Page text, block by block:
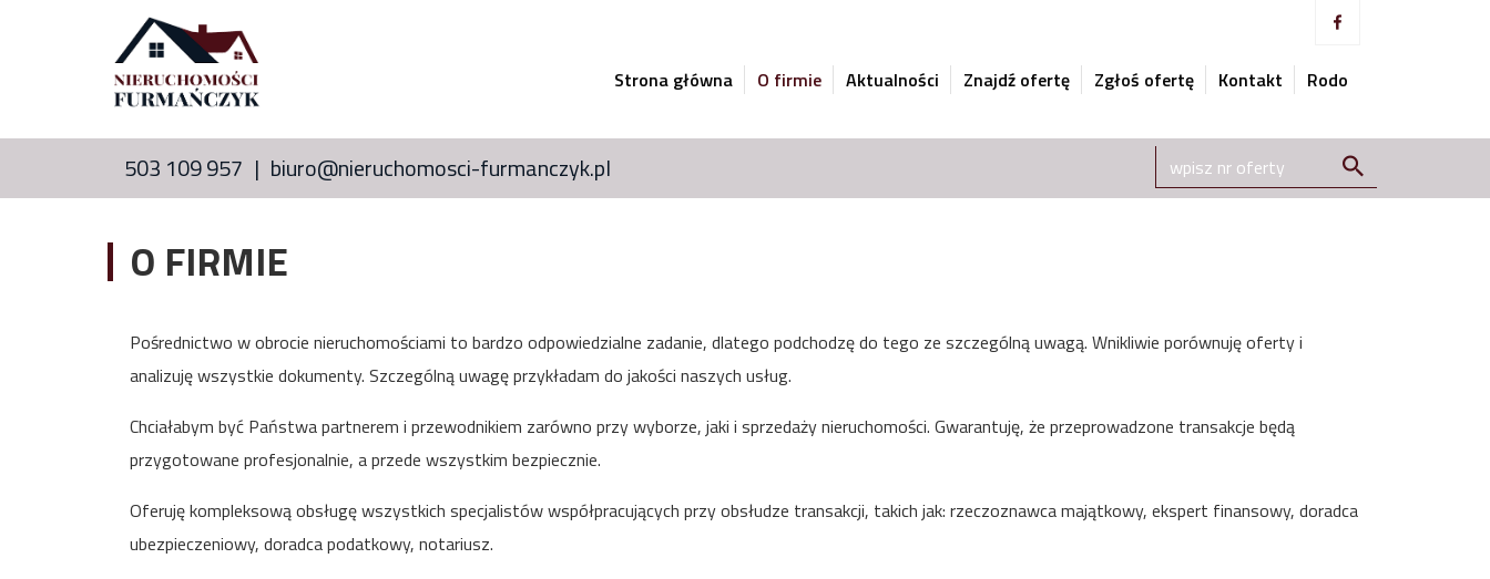
Strona główna O firmie Aktualności Znajdź ofertę Zgłoś ofertę Kontakt Rodo
503 109 957 biuro@nieruchomosci-furmanczyk.pl
O FIRMIE
Pośrednictwo w obrocie nieruchomościami to bardzo odpowiedzialne zadanie, dlatego podchodzę do tego ze szczególną uwagą. Wnikliwie porównuję oferty i
analizuję wszystkie dokumenty. Szczególną uwagę przykładam do jakości naszych usług.
Chciałabym być Państwa partnerem i przewodnikiem zarówno przy wyborze, jaki i sprzedaży nieruchomości. Gwarantuję, że przeprowadzone transakcje będą
przygotowane profesjonalnie, a przede wszystkim bezpiecznie.
Oferuję kompleksową obsługę wszystkich specjalistów współpracujących przy obsłudze transakcji, takich jak: rzeczoznawca majątkowy, ekspert finansowy, doradca
ubezpieczeniowy, doradca podatkowy, notariusz.